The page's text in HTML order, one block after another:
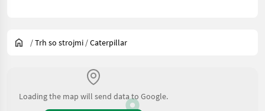
/Trh so strojmi /Caterpillar
Loading the map will send data to Google.